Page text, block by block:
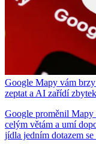
Google Mapy vám
zeptat a AI zařídí
Google proměnil Mapy
celým větám a umí
jídla jedním dotazem se